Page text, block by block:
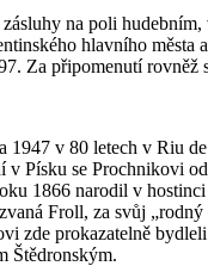
na poli
hlavního
Za připomenutí
v 80 letech v Riu
v Písku se
1866 narodil v
Froll, za svůj
zde prokazatelně
Štědronským.